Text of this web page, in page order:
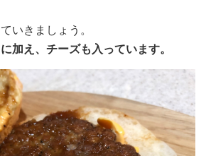
いきましょう。
加え、チーズも入っています。